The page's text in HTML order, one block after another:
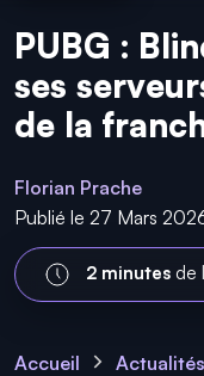
PUBG :
ses
de la
Florian Prache
Publié le 27 Mars
2 minutes de
Accueil Actualités